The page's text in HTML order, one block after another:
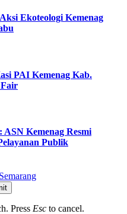
Ekoteologi Kemenag
PAI Kemenag Kab.
Fair
ASN Kemenag Resmi
Publik
Press Esc to cancel.